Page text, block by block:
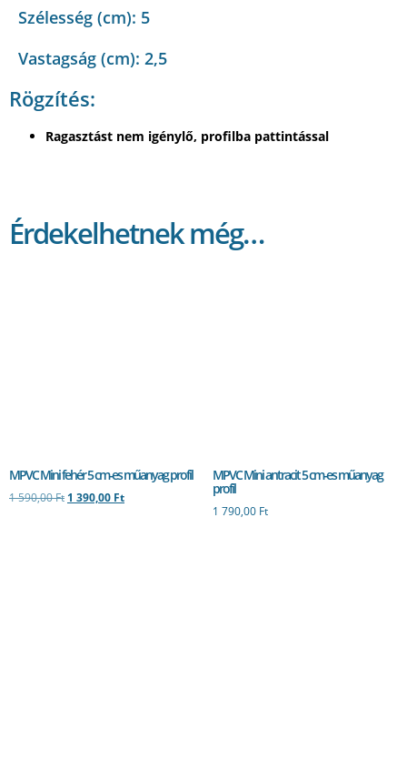
Szélesség (cm): 5
Vastagság (cm): 2,5
Rögzítés:
Ragasztást nem igénylő, profilba pattintással
Érdekelhetnek még…
MPVC Mini fehér 5 cm-es műanyag profil
1 590,00Ft 1 390,00 Ft
MPVC Mini antracit 5 cm-es műanyag
profil
1 790,00 Ft